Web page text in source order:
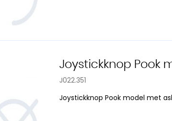
Joystickknop Pook
J022.351
Joystickknop Pook model met